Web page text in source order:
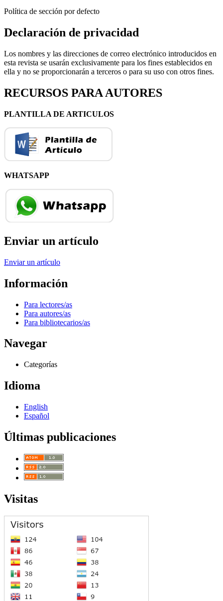
Política de sección por defecto
Declaración de privacidad
Los nombres y las direcciones de correo electrónico introducidos en
esta revista se usarán exclusivamente para los fines establecidos en
ella y no se proporcionarán a terceros o para su uso con otros fines.
RECURSOS PARA AUTORES
PLANTILLA DE ARTICULOS
WHATSAPP
Enviar un artículo
Enviar un artículo
Información
Para lectores/as
Para autores/as
Para bibliotecarios/as
Navegar
Categorías
Idioma
English
Español
Últimas publicaciones
Visitas